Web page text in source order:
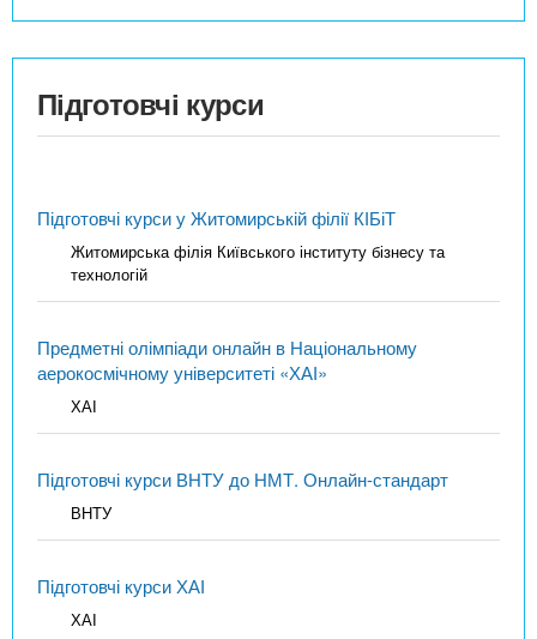
Підготовчі курси
Підготовчі курси у Житомирській філії КІБіТ
Житомирська філія Київського інституту бізнесу та
технологій
Предметні олімпіади онлайн в Національному
аерокосмічному університеті «ХАІ»
ХАІ
Підготовчі курси ВНТУ до НМТ. Онлайн-стандарт
ВНТУ
Підготовчі курси ХАІ
ХАІ